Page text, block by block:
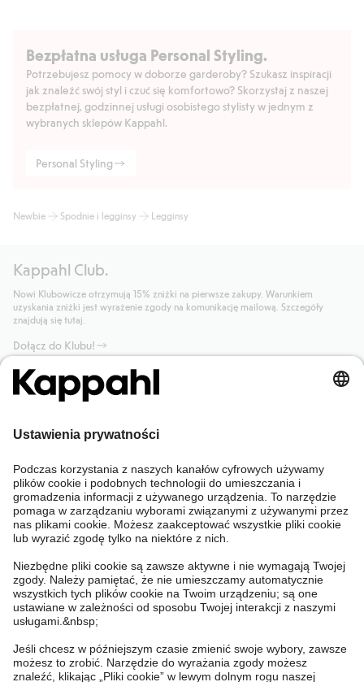
Bezpłatna usługa Personal Styling.
Potrzebujesz pomocy w doborze garderoby? Szukasz inspiracji
jak znaleźć swój styl i czuć się komfortowo? Skorzystaj z naszej
bezpłatnej, godzinnej usługi osobistego stylisty w jednym z
wybranych sklepów Kappahl.
Personal Styling
Newbie Spodnie i legginsy Legginsy
Kappahl Club.
Nowi Klubowicze otrzymują 15% zniżki na pierwsze zakupy. Warunkiem
uzyskania zniżki jest wyrażenie zgody na komunikację mailową. Szczegóły
znajdują się tutaj.
Dołącz do Klubu!
Potrzebujesz pomocy?
Sklep internetowy
Częste pytania
Twoje zamówienie
Skontaktuj się z nami
Kappahl Club
Mój profil
Kappahl Club
Warunki członkostwa
O nas
O Kappahl Group
Zrównoważony rozwój
Warunki i zasady
Ogólne warunki zakupu
Więcej od nas